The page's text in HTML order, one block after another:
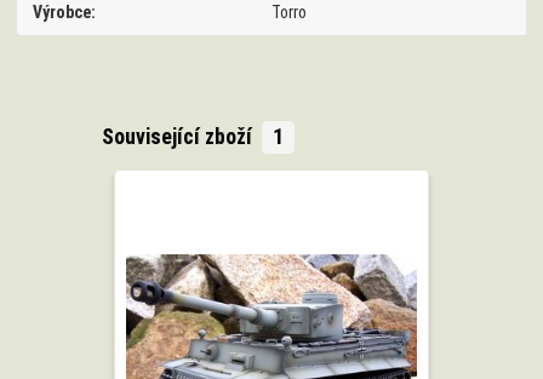
Výrobce Torro
Související zboží 1